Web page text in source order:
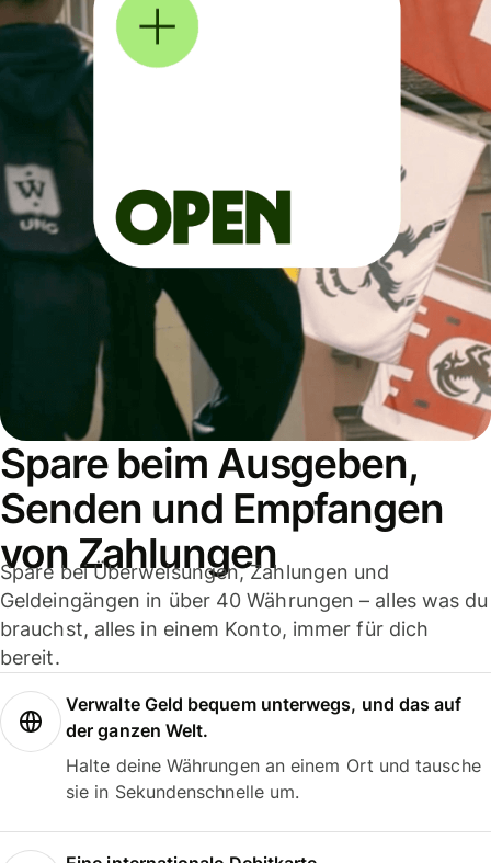
Spare beim Ausgeben,
Senden und Empfangen
von Zahlungen
Spare bei Überweisungen, Zahlungen und
Geldeingängen in über 40 Währungen – alles was du
brauchst, alles in einem Konto, immer für dich
bereit.
Verwalte Geld bequem unterwegs, und das auf
der ganzen Welt.
Halte deine Währungen an einem Ort und tausche
sie in Sekundenschnelle um.